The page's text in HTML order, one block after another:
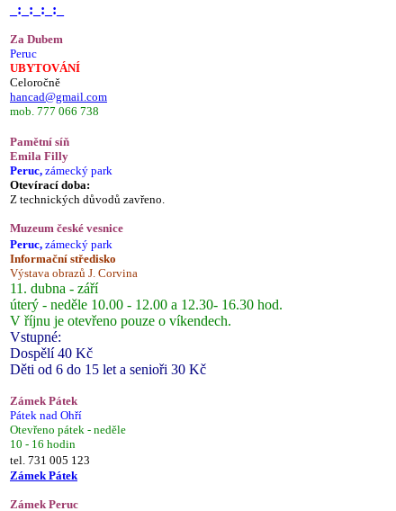
_:_:_:_:_
Za Dubem
Peruc
UBYTOVÁNÍ
Celoročně
hancad@gmail.com
mob. 777 066 738
Pamětní síň
Emila Filly
Peruc, zámecký park
Otevírací doba:
Z technických důvodů zavřeno.
Muzeum české vesnice
Peruc, zámecký park
Informační středisko
Výstava obrazů J. Corvina
11. dubna - září
úterý - neděle 10.00 - 12.00 a 12.30- 16.30 hod.
V říjnu je otevřeno pouze o víkendech.
Vstupné:
Dospělí 40 Kč
Děti od 6 do 15 let a senioři 30 Kč
Zámek Pátek
Pátek nad Ohří
Otevřeno pátek - neděle
10 - 16 hodin
tel. 731 005 123
Zámek Pátek
Zámek Peruc